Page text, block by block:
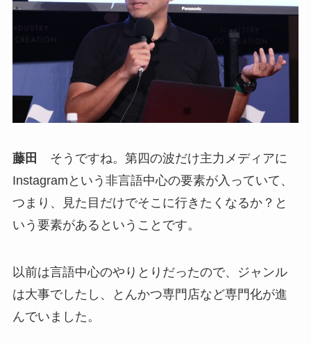
藤田
そうですね。第四の波だけ主力メディアに
Instagramという非言語中心の要素が入っていて、
つまり、見た目だけでそこに行きたくなるか？と
いう要素があるということです。
以前は言語中心のやりとりだったので、ジャンル
は大事でしたし、とんかつ専門店など専門化が進
んでいました。